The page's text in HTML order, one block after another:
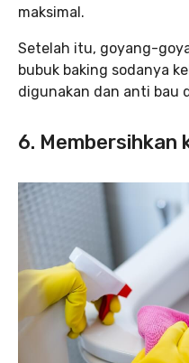
maksimal.
Setelah itu, goyang-
bubuk baking sodanya
digunakan dan anti bau
6. Membersihkan